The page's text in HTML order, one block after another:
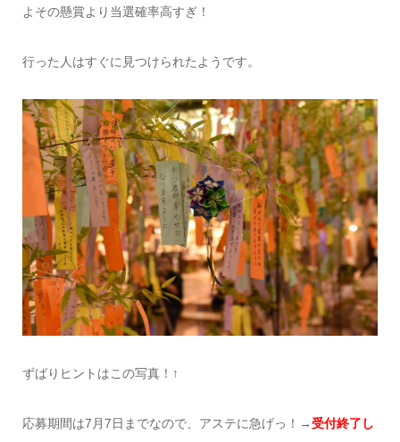
よその懸賞より当選確率高すぎ！
行った人はすぐに見つけられたようです。
ずばりヒントはこの写真！↑
応募期間は7月7日までなので、アステに急げっ！→受付終了し